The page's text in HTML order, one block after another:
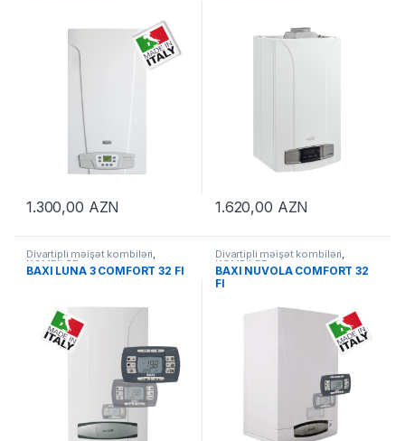
1.300,00 AZN 1.620,00 AZN
Divartipli məişət kombiləri,
KOMBİLƏR
BAXI LUNA 3 COMFORT 32 FI
Divartipli məişət kombiləri,
KOMBİLƏR
BAXI NUVOLA COMFORT 32
FI